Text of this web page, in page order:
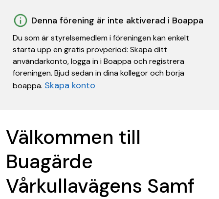
Denna förening är inte aktiverad i Boappa
Du som är styrelsemedlem i föreningen kan enkelt
starta upp en gratis provperiod: Skapa ditt
användarkonto, logga in i Boappa och registrera
föreningen. Bjud sedan in dina kollegor och börja
boappa. Skapa konto
Välkommen till
Buagärde
Vårkullavägens Samf